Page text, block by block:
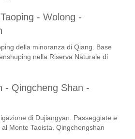
- Wolong -
della minoranza di Qiang. Base
nella Riserva Naturale di
- Qingcheng Shan -
di Dujiangyan. Passeggiate e
Monte Taoista. Qingchengshan